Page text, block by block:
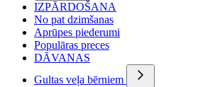
IZPĀRDOŠANA
No pat dzimšanas
Aprūpes piederumi
Populāras preces
DĀVANAS
Gultas veļa bērniem